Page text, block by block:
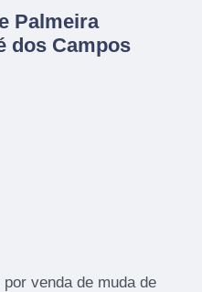
Palmeira
dos Campos
venda de muda de